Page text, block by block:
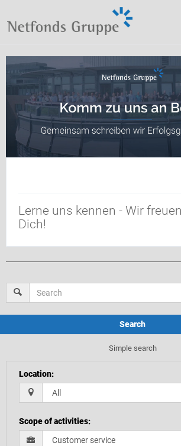
Lerne uns kennen - Wir
Dich!
Search
Simple search
Location:
Scope of activities: